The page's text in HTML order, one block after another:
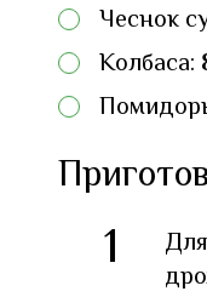
Чеснок
Колбаса:
1